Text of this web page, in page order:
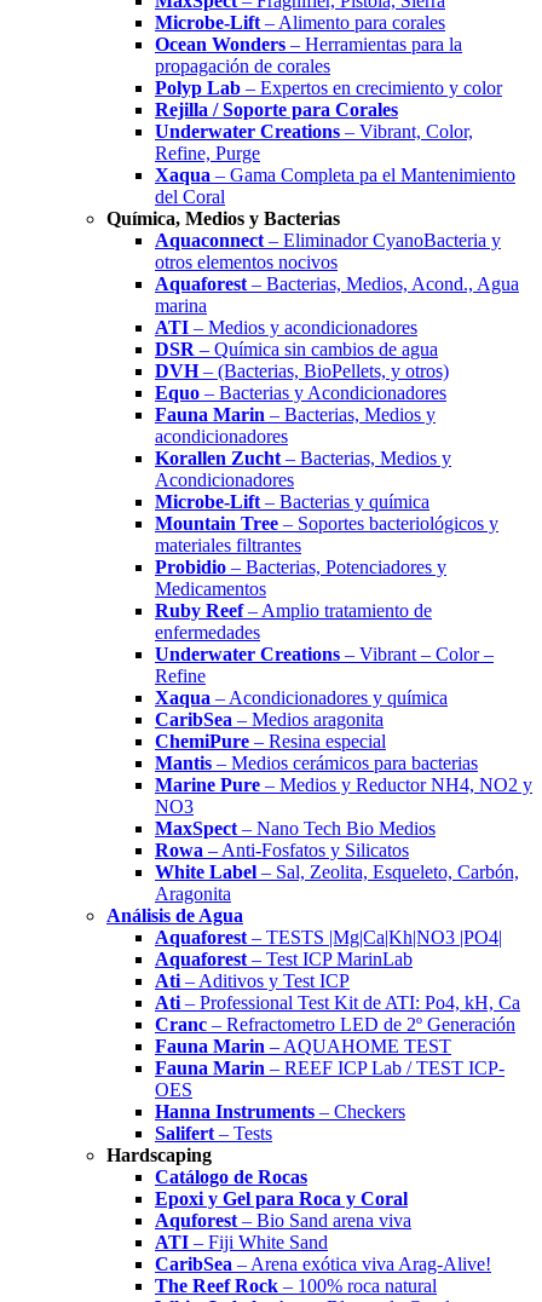
Microbe-Lift – Alimento para corales
Ocean Wonders – Herramientas para la
propagación de corales
Polyp Lab – Expertos en crecimiento y color
Rejilla / Soporte para Corales
Underwater Creations – Vibrant, Color,
Refine, Purge
Xaqua – Gama Completa pa el Mantenimiento
del Coral
Química, Medios y Bacterias
Aquaconnect – Eliminador CyanoBacteria y
otros elementos nocivos
Aquaforest – Bacterias, Medios, Acond., Agua
marina
ATI – Medios y acondicionadores
DSR – Química sin cambios de agua
DVH– (Bacterias, BioPellets, y otros)
Equo – Bacterias y Acondicionadores
Fauna Marin – Bacterias, Medios y
acondicionadores
Korallen Zucht – Bacterias, Medios y
Acondicionadores
Microbe-Lift – Bacterias y química
Mountain Tree – Soportes bacteriológicos y
materiales filtrantes
Probidio – Bacterias, Potenciadores y
Medicamentos
Ruby Reef– Amplio tratamiento de
enfermedades
Underwater Creations – Vibrant – Color –
Refine
Xaqua – Acondicionadores y química
CaribSea – Medios aragonita
ChemiPure – Resina especial
Mantis – Medios cerámicos para bacterias
Marine Pure – Medios y Reductor NH4, NO2 y
NO3
MaxSpect – Nano Tech Bio Medios
Rowa – Anti-Fosfatos y Silicatos
White Label – Sal, Zeolita, Esqueleto, Carbón,
Aragonita
Análisis de Agua
Aquaforest – TESTS |Mg|Ca|Kh|NO3 |PO4|
Aquaforest – Test ICP MarinLab
Ati – Aditivos y Test ICP
Ati – Professional Test Kit de ATI: Po4, kH, Ca
Cranc – Refractometro LED de 2º Generación
Fauna Marin – AQUAHOME TEST
Fauna Marin – REEF ICP Lab / TEST ICP-
OES
Hanna Instruments – Checkers
Salifert – Tests
Hardscaping
Catálogo de Rocas
Epoxi y Gel para Roca y Coral
Aquforest – Bio Sand arena viva
ATI – Fiji White Sand
CaribSea – Arena exótica viva Arag-Alive!
The Reef Rock – 100% roca natural